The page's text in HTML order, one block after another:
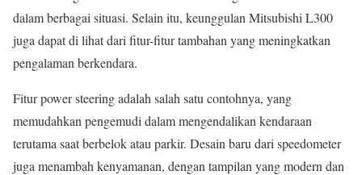
dalam berbagai situasi. Selain itu, keunggulan Mitsubishi L300
juga dapat di lihat dari fitur-fitur tambahan yang meningkatkan
pengalaman berkendara.
Fitur power steering adalah salah satu contohnya, yang
memudahkan pengemudi dalam mengendalikan kendaraan
terutama saat berbelok atau parkir. Desain baru dari speedometer
juga menambah kenyamanan, dengan tampilan yang modern dan